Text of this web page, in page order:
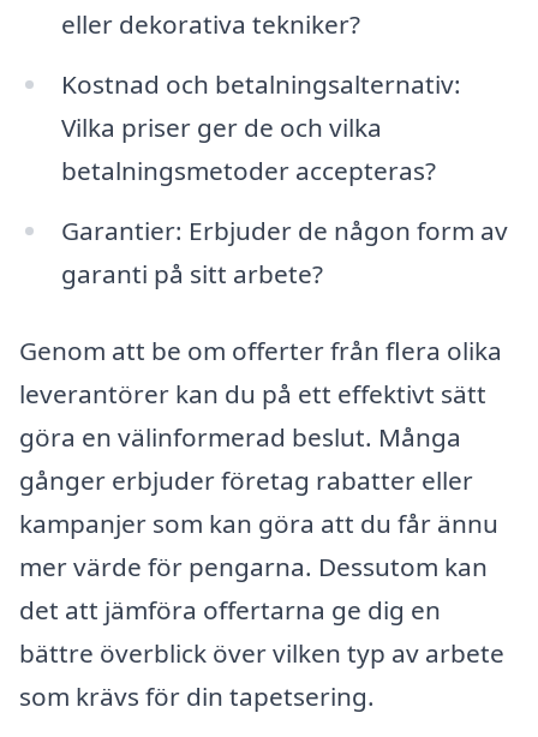
eller dekorativa tekniker?
Kostnad och betalningsalternativ:
Vilka priser ger de och vilka
betalningsmetoder accepteras?
Garantier: Erbjuder de någon form av
garanti på sitt arbete?
Genom att be om offerter från flera olika
leverantörer kan du på ett effektivt sätt
göra en välinformerad beslut. Många
gånger erbjuder företag rabatter eller
kampanjer som kan göra att du får ännu
mer värde för pengarna. Dessutom kan
det att jämföra offertarna ge dig en
bättre överblick över vilken typ av arbete
som krävs för din tapetsering.